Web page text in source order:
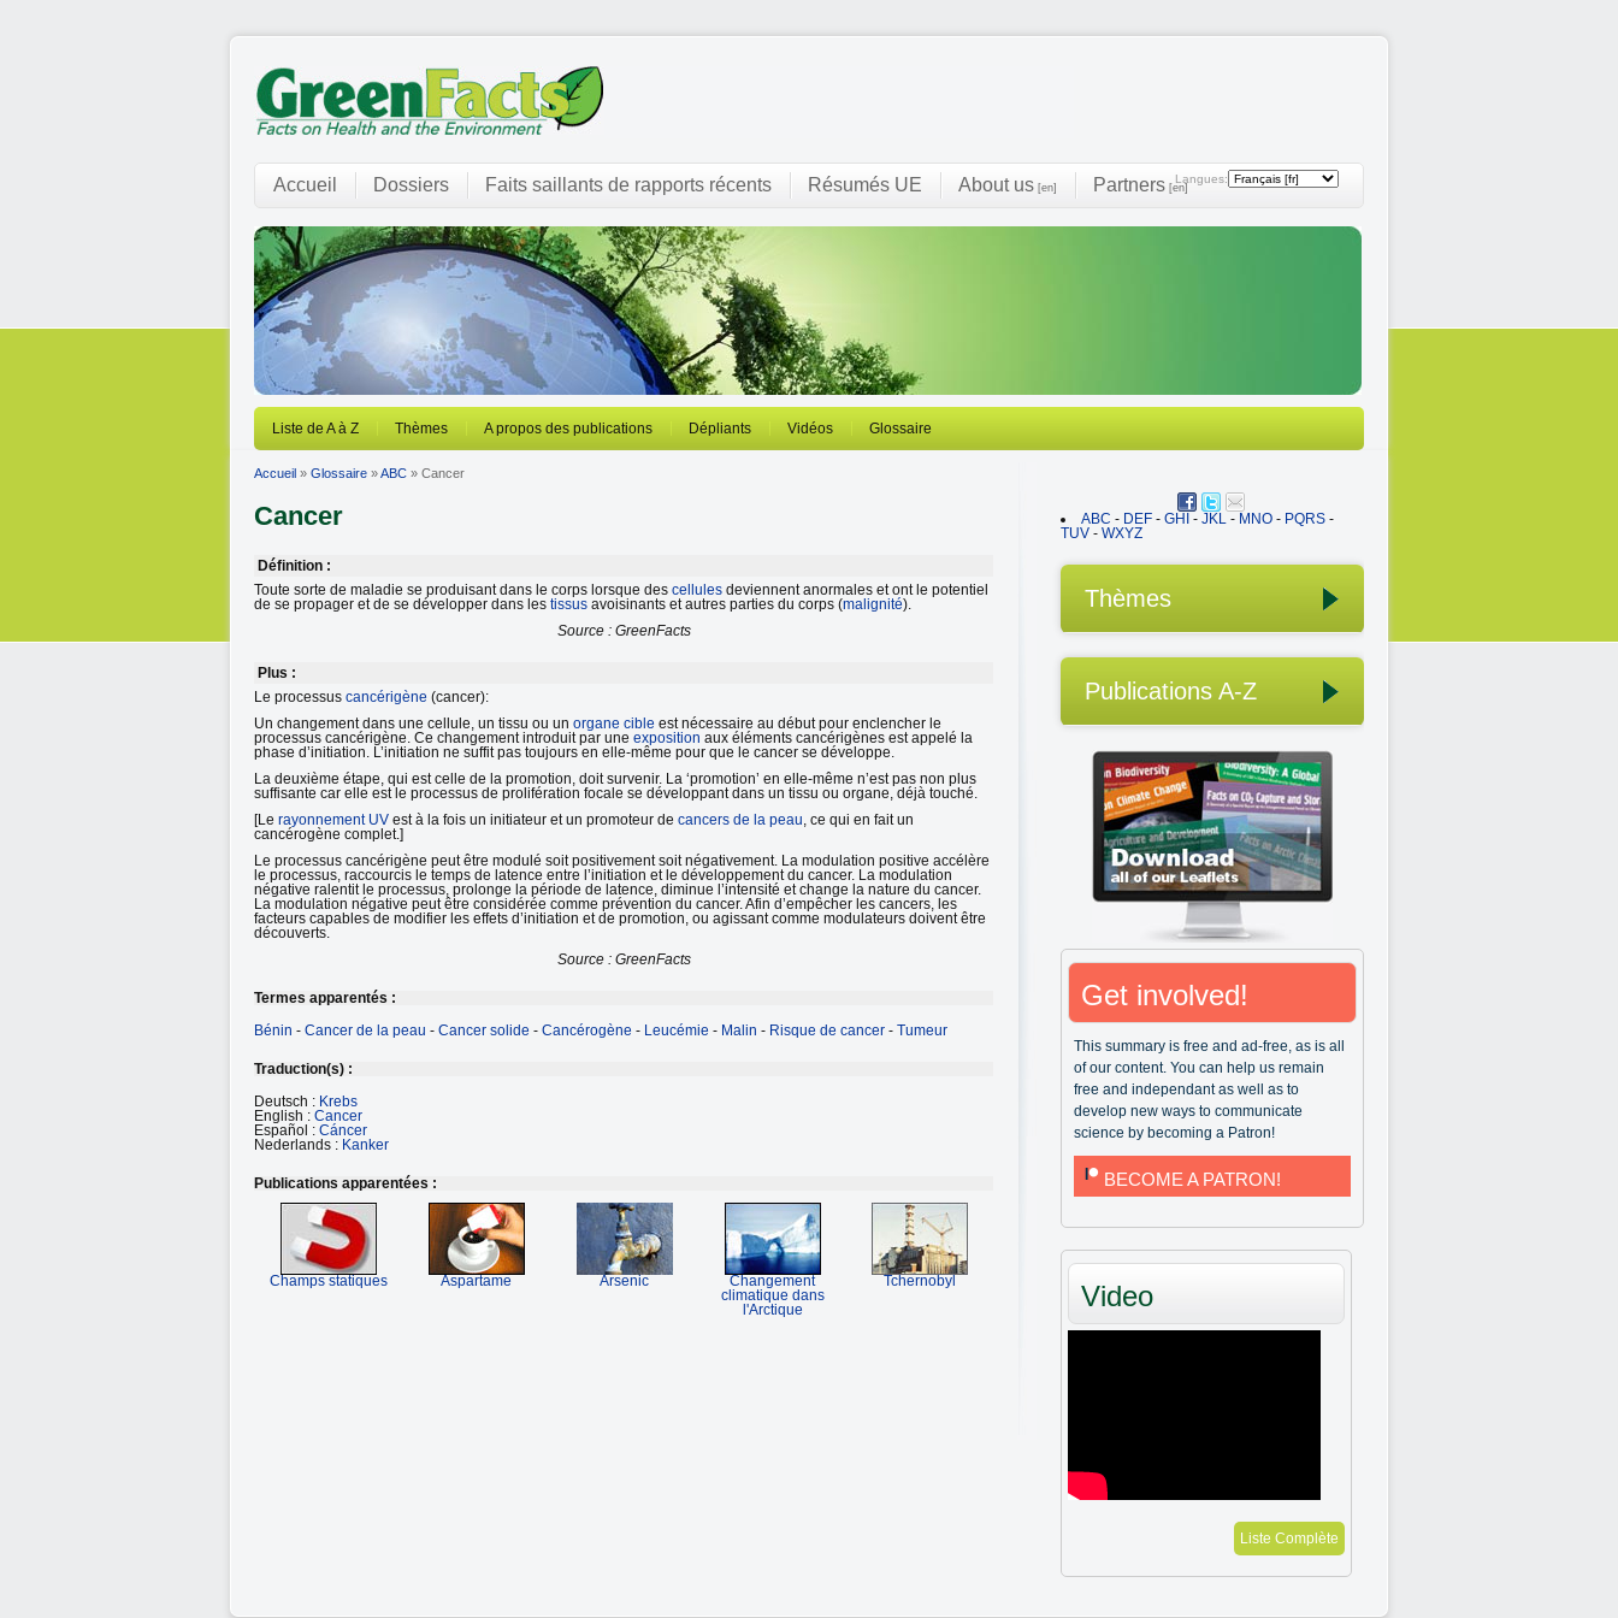
Langues:
Accueil Dossiers Faits saillants de rapports récents Résumés UE About us [en] Partners [en]
Liste de A à Z Thèmes A propos des publications Dépliants Vidéos Glossaire
Accueil » Glossaire »ABC » Cancer
Cancer
Définition :
Toute sorte de maladie se produisant dans le corps lorsque des cellules deviennent anormales et ont le potentiel
de se propager et de se développer dans les tissus avoisinants et autres parties du corps (malignité).
Source : GreenFacts
Plus :
Le processus cancérigène (cancer):
Un changement dans une cellule, un tissu ou un organe cible est nécessaire au début pour enclencher le
processus cancérigène. Ce changement introduit par une exposition aux éléments cancérigènes est appelé la
phase d’initiation. L’initiation ne suffit pas toujours en elle-même pour que le cancer se développe.
La deuxième étape, qui est celle de la promotion, doit survenir. La ‘promotion’ en elle-même n’est pas non plus
suffisante car elle est le processus de prolifération focale se développant dans un tissu ou organe, déjà touché.
[Le rayonnement UV est à la fois un initiateur et un promoteur de cancers de la peau, ce qui en fait un
cancérogène complet.]
Le processus cancérigène peut être modulé soit positivement soit négativement. La modulation positive accélère
le processus, raccourcis le temps de latence entre l’initiation et le développement du cancer. La modulation
négative ralentit le processus, prolonge la période de latence, diminue l’intensité et change la nature du cancer.
La modulation négative peut être considérée comme prévention du cancer. Afin d’empêcher les cancers, les
facteurs capables de modifier les effets d’initiation et de promotion, ou agissant comme modulateurs doivent être
découverts.
Source : GreenFacts
Termes apparentés :
Bénin - Cancer de la peau - Cancer solide - Cancérogène - Leucémie - Malin - Risque de cancer - Tumeur
Traduction(s) :
Deutsch : Krebs
English : Cancer
Español : Cáncer
Nederlands : Kanker
Publications apparentées :
Champs statiques Aspartame Arsenic
Changement
climatique dans
l'Arctique
Tchernobyl
ABC - DEF - GHI - JKL - MNO - PQRS -
TUV - WXYZ
Thèmes
Publications A-Z
Get involved!
This summary is free and ad-free, as is all
of our content. You can help us remain
free and independant as well as to
develop new ways to communicate
science by becoming a Patron!
BECOME A PATRON!
Video
Liste Complète